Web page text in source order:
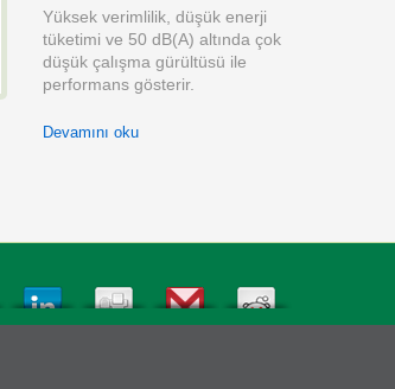
Yüksek verimlilik, düşük enerji
tüketimi ve 50 dB(A) altında çok
düşük çalışma gürültüsü ile
performans gösterir.
Devamını oku